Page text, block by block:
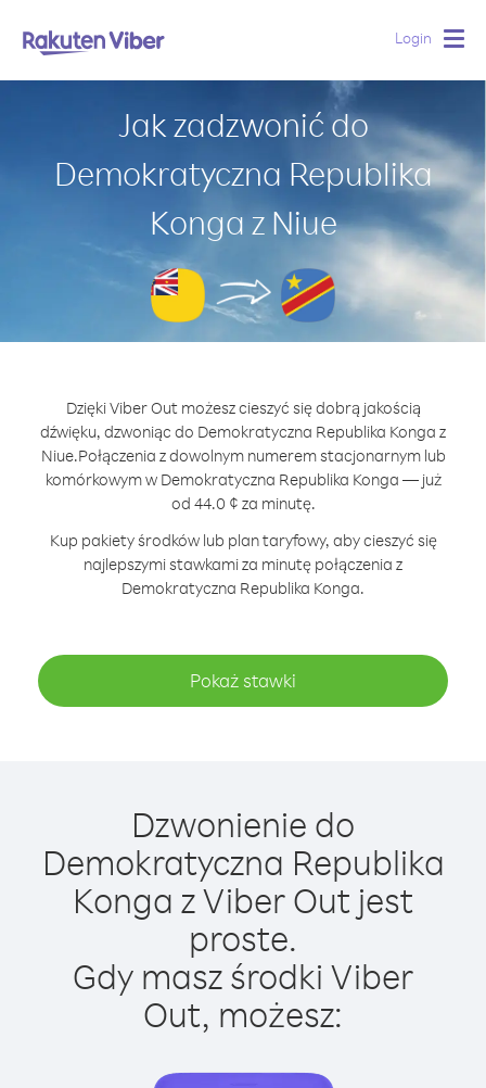
Login
Jak zadzwonić do
Demokratyczna Republika
Konga z Niue
Dzięki Viber Out możesz cieszyć się dobrą jakością
dźwięku, dzwoniąc do Demokratyczna Republika Konga z
Niue.Połączenia z dowolnym numerem stacjonarnym lub
komórkowym w Demokratyczna Republika Konga — już
od 44.0 ¢ za minutę.
Kup pakiety środków lub plan taryfowy, aby cieszyć się
najlepszymi stawkami za minutę połączenia z
Demokratyczna Republika Konga.
Pokaż stawki
Dzwonienie do
Demokratyczna Republika
Konga z Viber Out jest
proste.
Gdy masz środki Viber
Out, możesz: